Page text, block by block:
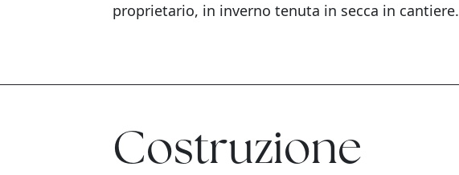
proprietario, in inverno tenuta in secca in cantiere.
Costruzione